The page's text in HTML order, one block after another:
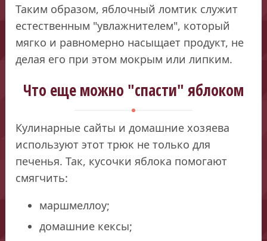
Таким образом, яблочный ломтик служит
естественным "увлажнителем", который
мягко и равномерно насыщает продукт, не
делая его при этом мокрым или липким.
Что еще можно "спасти" яблоком
Кулинарные сайты и домашние хозяева
используют этот трюк не только для
печенья. Так, кусочки яблока помогают
смягчить:
маршмеллоу;
домашние кексы;